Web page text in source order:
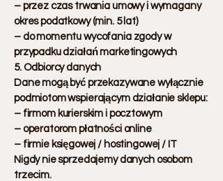
– przez czas trwania umowy i wymagany
okres podatkowy (min. 5 lat)
– do momentu wycofania zgody w
przypadku działań marketingowych
5. Odbiorcy danych
Dane mogą być przekazywane wyłącznie
podmiotom wspierającym działanie sklepu:
– firmom kurierskim i pocztowym
– operatorom płatności online
– firmie księgowej / hostingowej / IT
Nigdy nie sprzedajemy danych osobom
trzecim.